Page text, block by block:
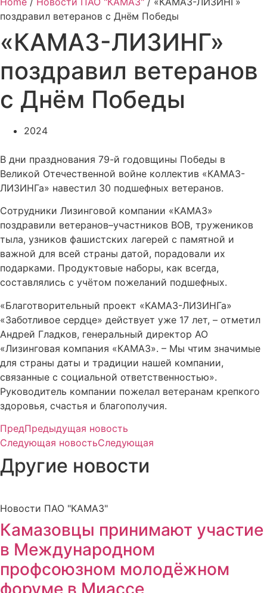
поздравил ветеранов с Днём Победы
«КАМАЗ-ЛИЗИНГ»
поздравил ветеранов
с Днём Победы
2024
В дни празднования 79-й годовщины Победы в
Великой Отечественной войне коллектив «КАМАЗ-
ЛИЗИНГа» навестил 30 подшефных ветеранов.
Сотрудники Лизинговой компании «КАМАЗ»
поздравили ветеранов–участников ВОВ, тружеников
тыла, узников фашистских лагерей с памятной и
важной для всей страны датой, порадовали их
подарками. Продуктовые наборы, как всегда,
составлялись с учётом пожеланий подшефных.
«Благотворительный проект «КАМАЗ-ЛИЗИНГа»
«Заботливое сердце» действует уже 17 лет, – отметил
Андрей Гладков, генеральный директор АО
«Лизинговая компания «КАМАЗ». – Мы чтим значимые
для страны даты и традиции нашей компании,
связанные с социальной ответственностью».
Руководитель компании пожелал ветеранам крепкого
здоровья, счастья и благополучия.
ПредПредыдущая новость
Следующая новостьСледующая
Другие новости
Новости ПАО "КАМАЗ"
Камазовцы принимают участие
в Международном
профсоюзном молодёжном
форуме в Миассе